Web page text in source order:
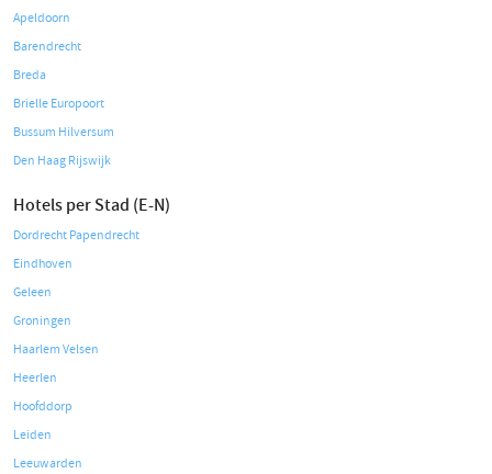
Apeldoorn
Barendrecht
Breda
Brielle Europoort
Bussum Hilversum
Den Haag Rijswijk
Hotels per Stad (E-N)
Dordrecht Papendrecht
Eindhoven
Geleen
Groningen
Haarlem Velsen
Heerlen
Hoofddorp
Leiden
Leeuwarden